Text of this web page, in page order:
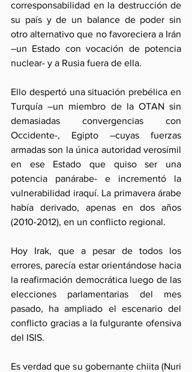
corresponsabilidad en la destrucción de
su país y de un balance de poder sin
otro alternativo que no favoreciera a Irán
–un Estado con vocación de potencia
nuclear- y a Rusia fuera de ella.
Ello despertó una situación prebélica en
Turquía –un miembro de la OTAN sin
demasiadas convergencias con
Occidente-, Egipto –cuyas fuerzas
armadas son la única autoridad verosímil
en ese Estado que quiso ser una
potencia panárabe- e incrementó la
vulnerabilidad iraquí. La primavera árabe
había derivado, apenas en dos años
(2010-2012), en un conflicto regional.
Hoy Irak, que a pesar de todos los
errores, parecía estar orientándose hacia
la reafirmación democrática luego de las
elecciones parlamentarias del mes
pasado, ha ampliado el escenario del
conflicto gracias a la fulgurante ofensiva
del ISIS.
Es verdad que su gobernante chiita (Nuri